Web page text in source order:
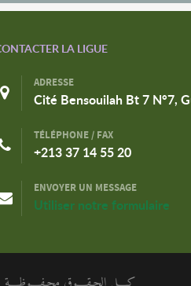
LA LIGUE
ADRESSE
Cité Bensouilah Bt 7 N°7,
TÉLÉPHONE / FAX
+213 37 14 55 20
ENVOYER UN MESSAGE
Utiliser notre formulaire